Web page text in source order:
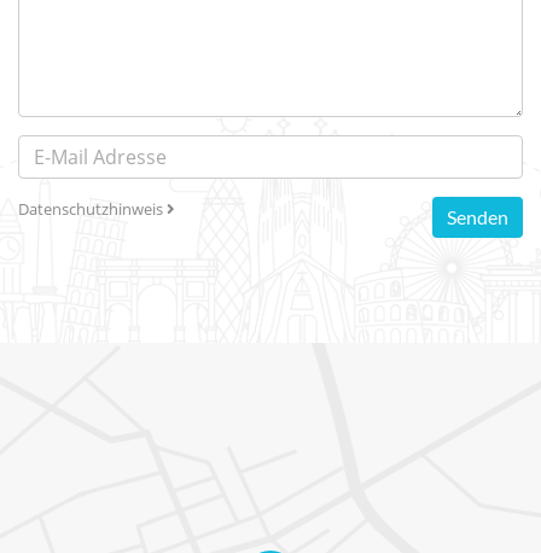
Datenschutzhinweis Senden